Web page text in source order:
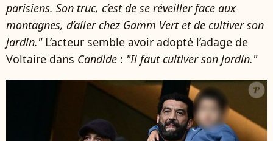
parisiens. Son truc, c’est de se réveiller face aux
montagnes, d’aller chez Gamm Vert et de cultiver son
jardin."L’acteur semble avoir adopté l’adage de
Voltaire dans Candide : "Il faut cultiver son jardin."